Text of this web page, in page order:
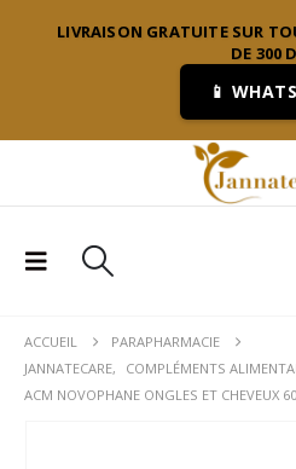
LIVRAISON GRATUITE SUR
DE 300
📱
ACCUEIL
PARAPHARMACIE
JANNATECARE, COMPLÉMENTS
ACM NOVOPHANE ONGLES ET CHEVEUX